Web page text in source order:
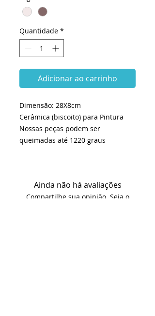
Quantidade *
Adicionar ao carrinho
Dimensão: 28X8cm
Cerâmica (biscoito) para Pintura
Nossas peças podem ser
queimadas até 1220 graus
Ainda não há avaliações
Compartilhe sua opinião. Seja o